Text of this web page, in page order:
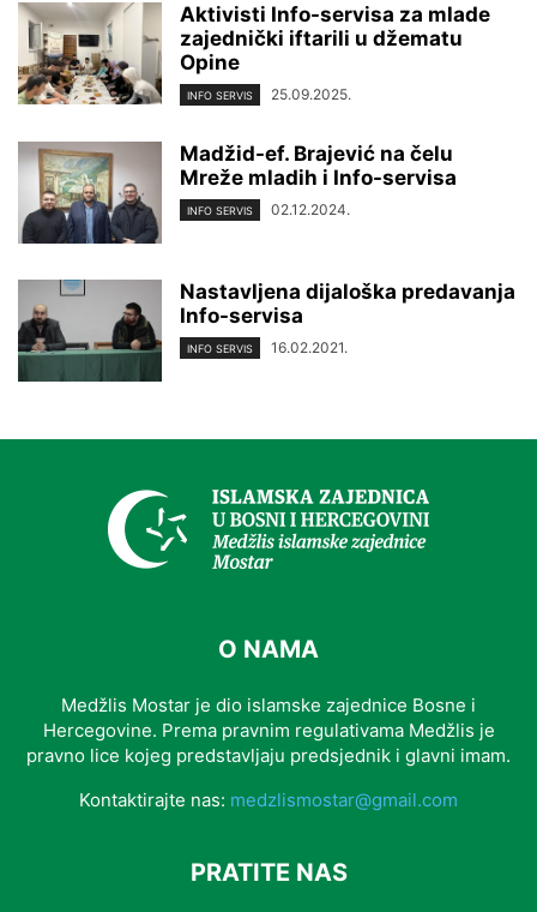
Aktivisti Info-servisa za mlade
zajednički iftarili u džematu
Opine
INFO SERVIS 25.09.2025.
Madžid-ef. Brajević na čelu
Mreže mladih i Info-servisa
INFO SERVIS 02.12.2024.
Nastavljena dijaloška predavanja
Info-servisa
INFO SERVIS 16.02.2021.
O NAMA
Medžlis Mostar je dio islamske zajednice Bosne i
Hercegovine. Prema pravnim regulativama Medžlis je
pravno lice kojeg predstavljaju predsjednik i glavni imam.
Kontaktirajte nas: medzlismostar@gmail.com
PRATITE NAS